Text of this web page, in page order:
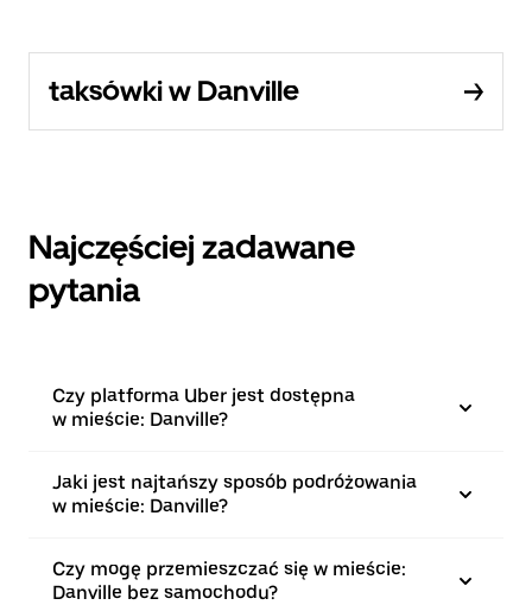
taksówki w Danville
Najczęściej zadawane
pytania
Czy platforma Uber jest dostępna
w mieście: Danville?
Jaki jest najtańszy sposób podróżowania
w mieście: Danville?
Czy mogę przemieszczać się w mieście:
Danville bez samochodu?